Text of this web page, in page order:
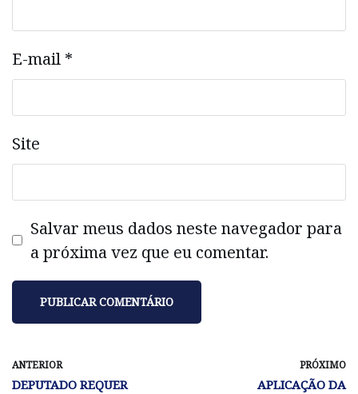
E-mail *
Site
Salvar meus dados neste navegador para
a próxima vez que eu comentar.
ANTERIOR
DEPUTADO REQUER
PRÓXIMO
APLICAÇÃO DA